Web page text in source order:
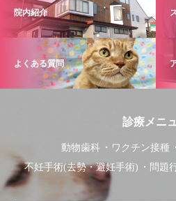
院内紹介
よくある質問
診療メニ
動物歯科 ワクチン接種
不妊手術(去勢・避妊手術)
問題